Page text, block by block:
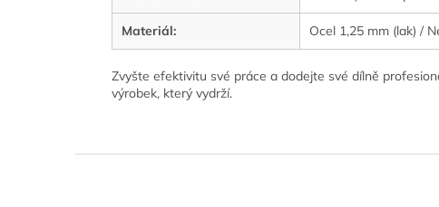
Materiál: Ocel 1,25 mm (lak) /
Zvyšte efektivitu své práce a dodejte své dílně
výrobek, který vydrží.